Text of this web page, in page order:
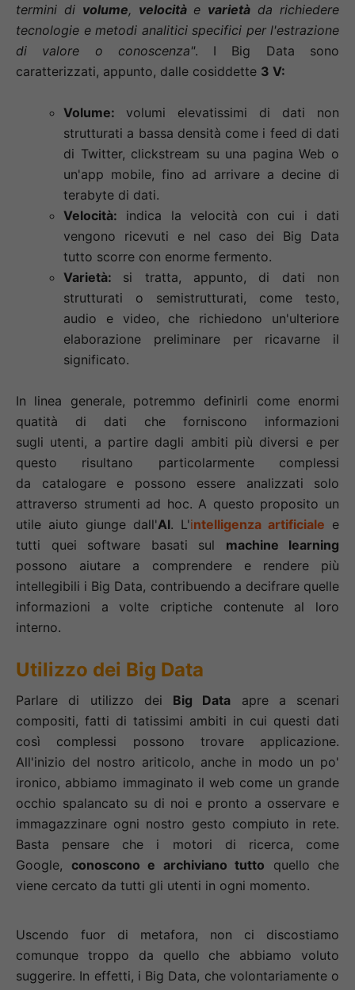
termini di volume, velocitàe varietà da richiedere
tecnologie e metodi analitici specifici per l'estrazione
di valore o conoscenza". I Big Data sono
caratterizzati, appunto, dalle cosiddette 3 V:
Volume: volumi elevatissimi di dati non
strutturati a bassa densità come i feed di dati
di Twitter, clickstream su una pagina Web o
un'app mobile, fino ad arrivare a decine di
terabyte di dati.
Velocità: indica la velocità con cui i dati
vengono ricevuti e nel caso dei Big Data
tutto scorre con enorme fermento.
Varietà: si tratta, appunto, di dati non
strutturati o semistrutturati, come testo,
audio e video, che richiedono un'ulteriore
elaborazione preliminare per ricavarne il
significato.
In linea generale, potremmo definirli come enormi
quatità di dati che forniscono informazioni
sugli utenti, a partire dagli ambiti più diversi e per
questo risultano particolarmente complessi
da catalogare e possono essere analizzati solo
attraverso strumenti ad hoc. A questo proposito un
utile aiuto giunge dall'AI. L'intelligenza artificiale e
tutti quei software basati sul machine learning
possono aiutare a comprendere e rendere più
intellegibili i Big Data, contribuendo a decifrare quelle
informazioni a volte criptiche contenute al loro
interno.
Utilizzo dei Big Data
Parlare di utilizzo dei Big Data apre a scenari
compositi, fatti di tatissimi ambiti in cui questi dati
così complessi possono trovare applicazione.
All'inizio del nostro ariticolo, anche in modo un po'
ironico, abbiamo immaginato il web come un grande
occhio spalancato su di noi e pronto a osservare e
immagazzinare ogni nostro gesto compiuto in rete.
Basta pensare che i motori di ricerca, come
Google, conoscono e archiviano tutto quello che
viene cercato da tutti gli utenti in ogni momento.
Uscendo fuor di metafora, non ci discostiamo
comunque troppo da quello che abbiamo voluto
suggerire. In effetti, i Big Data, che volontariamente o